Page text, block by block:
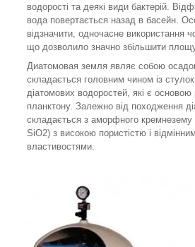
водорості та деякі види бактерій.
вода повертається назад в басейн.
відзначити, одночасне використання
що дозволило значно збільшити площу
Диатомовая земля являє собою
складається головним чином із
діатомових водоростей, які є основою
планктону. Залежно від походження
складається з аморфного кремнезему
ЅіО2) з високою пористістю і
властивостями.